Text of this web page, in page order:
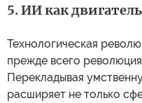
5. ИИ как
Технологическая
прежде всего
Перекладывая
расширяет не только